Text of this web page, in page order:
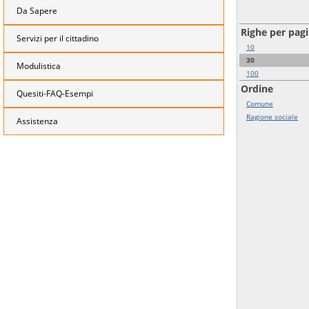
Da Sapere
Servizi per il cittadino
Modulistica
Quesiti-FAQ-Esempi
Assistenza
Righe per
10
30
100
Ordine
Comune
Ragione sociale